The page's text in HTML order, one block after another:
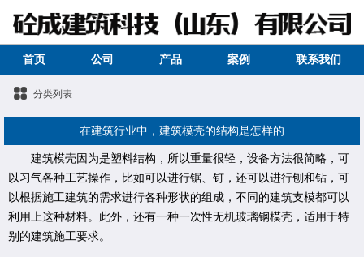
首页 公司 产品 案例 联系我们
分类列表
在建筑行业中，建筑模壳的结构是怎样的
建筑模壳因为是塑料结构，所以重量很轻，设备方法很简略，可
以习气各种工艺操作，比如可以进行锯、钉，还可以进行刨和钻，可
以根据施工建筑的需求进行各种形状的组成，不同的建筑支模都可以
利用上这种材料。此外，还有一种一次性无机玻璃钢模壳，适用于特
别的建筑施工要求。